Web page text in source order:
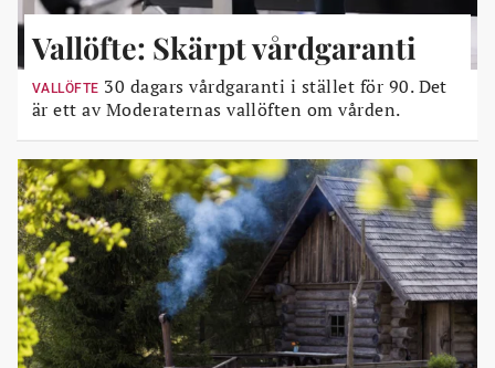
Vallöfte: Skärpt vårdgaranti
VALLÖFTE 30 dagars vårdgaranti i stället för 90. Det
är ett av Moderaternas vallöften om vården.